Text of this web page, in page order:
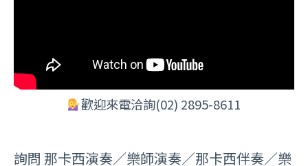
歡迎來電洽詢(02) 2895-8611
詢問 那卡西演奏／樂師演奏／那卡西伴奏／樂